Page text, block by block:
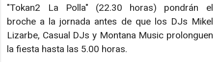
"Tokan2 La Polla" (22.30 horas) pondrán el
broche a la jornada antes de que los DJs Mikel
Lizarbe, Casual DJs y Montana Music prolonguen
la fiesta hasta las 5.00 horas.